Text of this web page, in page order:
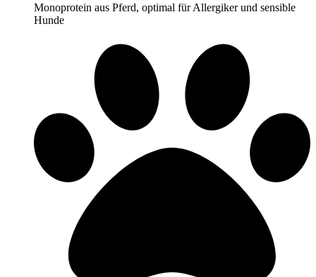
Monoprotein aus Pferd, optimal für Allergiker und sensible
Hunde